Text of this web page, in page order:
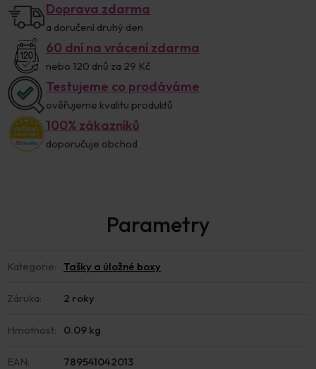
Doprava zdarma
a doručení druhý den
60 dní na vrácení zdarma
nebo 120 dnů za 29 Kč
Testujeme co prodáváme
ověřujeme kvalitu produktů
100% zákazníků
doporučuje obchod
Kategorie: Tašky a úložné boxy
Záruka: 2 roky
Hmotnost: 0.09 kg
EAN: 789541042013